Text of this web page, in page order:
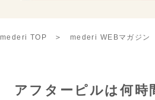
mederi TOP mederi WEBマガジン
アフターピルは何時